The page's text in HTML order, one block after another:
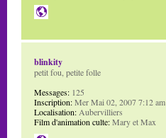
blinkity
petit fou, petite folle
Messages: 125
Inscription:Mer Mai 02, 2007 7:12 am
Localisation:Aubervilliers
Film d'animation culte:Mary et Max